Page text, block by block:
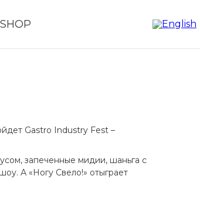
SHOP
Gastro Industry Fest –
запеченные мидии, шаньга с
А «Ногу Свело!» отыграет